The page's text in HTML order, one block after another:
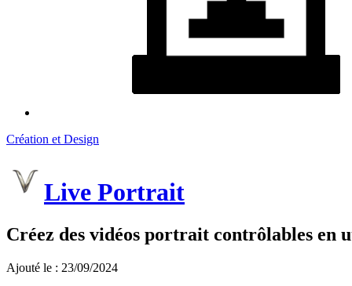
Création et Design
Live Portrait
Créez des vidéos portrait contrôlables
Ajouté le : 23/09/2024